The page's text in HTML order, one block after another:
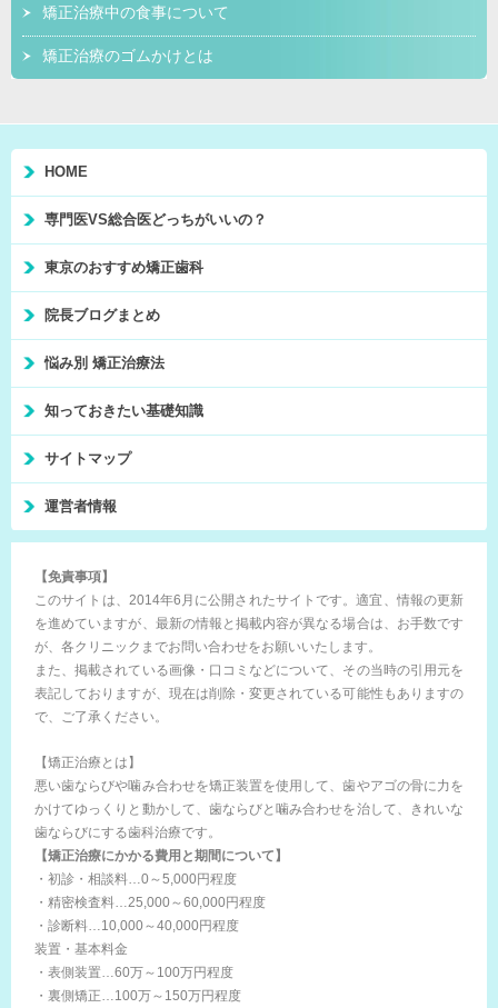
矯正治療中の食事について
矯正治療のゴムかけとは
HOME
専門医VS総合医どっちがいいの？
東京のおすすめ矯正歯科
院長ブログまとめ
悩み別 矯正治療法
知っておきたい基礎知識
サイトマップ
運営者情報
【免責事項】
このサイトは、2014年6月に公開されたサイトです。適宜、情報の更新
を進めていますが、最新の情報と掲載内容が異なる場合は、お手数です
が、各クリニックまでお問い合わせをお願いいたします。
また、掲載されている画像・口コミなどについて、その当時の引用元を
表記しておりますが、現在は削除・変更されている可能性もありますの
で、ご了承ください。
【矯正治療とは】
悪い歯ならびや噛み合わせを矯正装置を使用して、歯やアゴの骨に力を
かけてゆっくりと動かして、歯ならびと噛み合わせを治して、きれいな
歯ならびにする歯科治療です。
【矯正治療にかかる費用と期間について】
・初診・相談料…0～5,000円程度
・精密検査料…25,000～60,000円程度
・診断料…10,000～40,000円程度
装置・基本料金
・表側装置…60万～100万円程度
・裏側矯正…100万～150万円程度